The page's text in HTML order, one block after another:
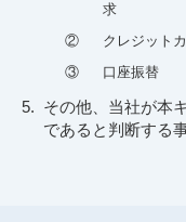
求
②
クレジット
③
口座振替
その他、当社が本
であると判断する